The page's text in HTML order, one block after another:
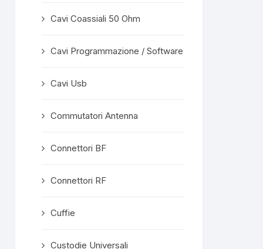
Cavi Coassiali 50 Ohm
Cavi Programmazione / Software
Cavi Usb
Commutatori Antenna
Connettori BF
Connettori RF
Cuffie
Custodie Universali